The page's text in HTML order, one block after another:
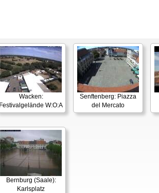
Wacken:
Festivalgelände W:O:A
Senftenberg: Piazza
del Mercato
Bernburg (Saale):
Karlsplatz